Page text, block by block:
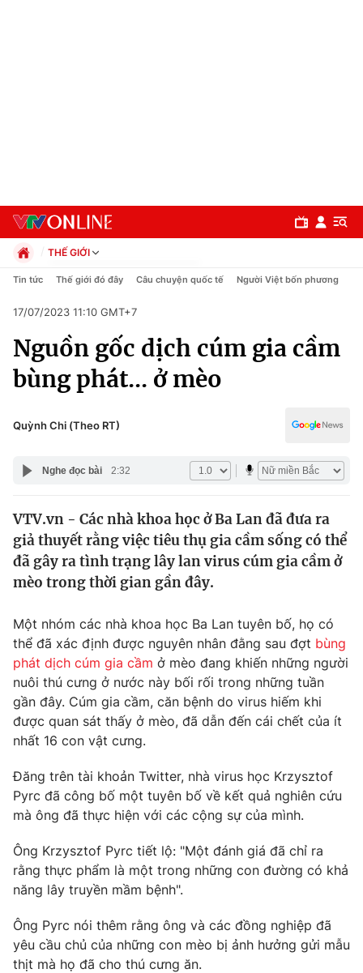
Chuyên mục
Chính trị
Pháp luật
Thế giới
Tin tức
Thế giới đó đây
Câu chuyện quốc tế
Tài chính
Thị trường
Góc doanh nghiệp
Dữ liệu và đời sống
Truyền hình
Phim VTV
Nhân vật
Khán giả
Giải sao mai
Giải trí
Điện ảnh
Âm nhạc
Sao
Đời sống
Du lịch
Làm đẹp
Chất lượng cuộc sống
Tuyển sinh
Công nghệ
Hitech Công nghệ tương lai
Sản phẩm
Giao lưu trực tuyến
THẾ GIỚI
Chính trị
Pháp luật
Kinh tế
Thể thao
Truyền hình
Y tế
Công nghệ
Tin tức Thế giới đó đây Câu chuyện quốc tế Người Việt bốn phương
17/07/2023 11:10 GMT+7
Nguồn gốc dịch cúm gia cầm
bùng phát... ở mèo
Quỳnh Chi (Theo RT)
Nghe đọc bài 2:32
VTV.vn - Các nhà khoa học ở Ba Lan đã đưa ra
giả thuyết rằng việc tiêu thụ gia cầm sống có thể
đã gây ra tình trạng lây lan virus cúm gia cầm ở
mèo trong thời gian gần đây.
Một nhóm các nhà khoa học Ba Lan tuyên bố, họ có
thể đã xác định được nguyên nhân đằng sau đợt bùng
phát dịch cúm gia cầm ở mèo đang khiến những người
nuôi thú cưng ở nước này bối rối trong những tuần
gần đây. Cúm gia cầm, căn bệnh do virus hiếm khi
được quan sát thấy ở mèo, đã dẫn đến cái chết của ít
nhất 16 con vật cưng.
Đăng trên tài khoản Twitter, nhà virus học Krzysztof
Pyrc đã công bố một tuyên bố về kết quả nghiên cứu
mà ông đã thực hiện với các cộng sự của mình.
Ông Krzysztof Pyrc tiết lộ: "Một đánh giá đã chỉ ra
rằng thực phẩm là một trong những con đường có khả
năng lây truyền mầm bệnh".
Ông Pyrc nói thêm rằng ông và các đồng nghiệp đã
yêu cầu chủ của những con mèo bị ảnh hưởng gửi mẫu
thịt mà họ đã cho thú cưng ăn.